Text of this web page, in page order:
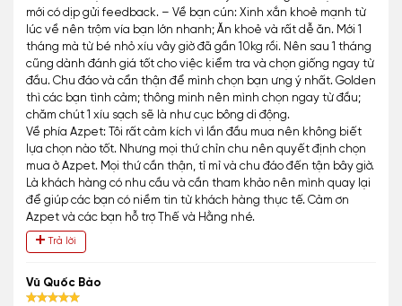
mới có dịp gửi feedback. – Về bạn cún: Xinh xắn khoẻ mạnh từ
lúc về nên trộm vía bạn lớn nhanh; Ăn khoẻ và rất dễ ăn. Mới 1
tháng mà từ bé nhỏ xíu vây giờ đã gần 10kg rồi. Nên sau 1 tháng
cũng dành đánh giá tốt cho việc kiểm tra và chọn giống ngay từ
đầu. Chu đáo và cẩn thận để mình chọn bạn ưng ý nhất. Golden
thì các bạn tình cảm; thông minh nên mình chọn ngay từ đầu;
chăm chút 1 xíu sạch sẽ là như cục bông di động.
Về phía Azpet: Tôi rất cảm kích vì lần đầu mua nên không biết
lựa chọn nào tốt. Nhưng mọi thứ chỉn chu nên quyết định chọn
mua ở Azpet. Mọi thứ cần thận, tỉ mỉ và chu đáo đến tận bây giờ.
Là khách hàng có nhu cầu và cần tham khảo nên mình quay lại
để giúp các bạn có niềm tin từ khách hàng thực tế. Cảm ơn
Azpet và các bạn hỗ trợ Thế và Hằng nhé.
Trả lời
Vũ Quốc Bảo